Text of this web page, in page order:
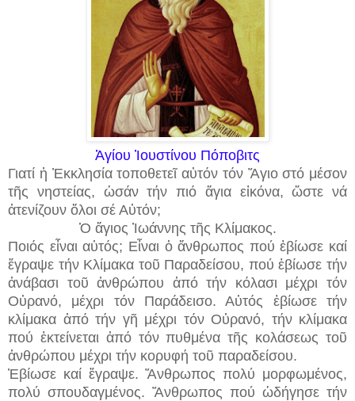
Ἁγίου Ἰουστίνου Πόποβιτς
Γιατί ἡ Ἐκκλησία τοποθετεῖ αὐτόν τόν Ἅγιο στό μέσον
τῆς νηστείας, ὡσάν τήν πιό ἅγια εἰκόνα, ὥστε νά
ἀτενίζουν ὅλοι σέ Αὐτόν;
Ὁ ἅγιος Ἰωάννης τῆς Κλίμακος.
Ποιός εἶναι αὐτός; Εἶναι ὁ ἄνθρωπος πού ἐβίωσε καί
ἔγραψε τήν Κλίμακα τοῦ Παραδείσου, πού ἐβίωσε τήν
ἀνάβασι τοῦ ἀνθρώπου ἀπό τήν κόλασι μέχρι τόν
Οὐρανό, μέχρι τόν Παράδεισο. Αὐτός ἐβίωσε τήν
κλίμακα ἀπό τήν γῆ μέχρι τόν Οὐρανό, τήν κλίμακα
πού ἐκτείνεται ἀπό τόν πυθμένα τῆς κολάσεως τοῦ
ἀνθρώπου μέχρι τήν κορυφή τοῦ παραδείσου.
Ἐβίωσε καί ἔγραψε. Ἄνθρωπος πολύ μορφωμένος,
πολύ σπουδαγμένος. Ἄνθρωπος πού ὡδήγησε τήν